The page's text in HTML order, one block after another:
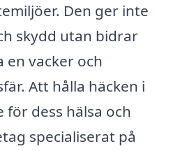
Den ger inte
skydd utan bidrar
en vacker och
Att hålla häcken i
dess hälsa och
specialiserat på